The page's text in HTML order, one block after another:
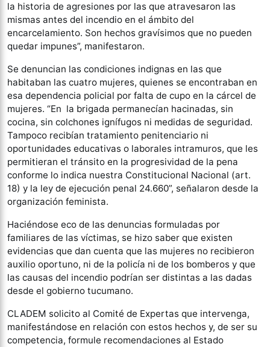
la historia de agresiones por las que atravesaron las
mismas antes del incendio en el ámbito del
encarcelamiento. Son hechos gravísimos que no pueden
quedar impunes”, manifestaron.
Se denuncian las condiciones indignas en las que
habitaban las cuatro mujeres, quienes se encontraban en
esa dependencia policial por falta de cupo en la cárcel de
mujeres. “En la brigada permanecían hacinadas, sin
cocina, sin colchones ignífugos ni medidas de seguridad.
Tampoco recibían tratamiento penitenciario ni
oportunidades educativas o laborales intramuros, que les
permitieran el tránsito en la progresividad de la pena
conforme lo indica nuestra Constitucional Nacional (art.
18) y la ley de ejecución penal 24.660”, señalaron desde la
organización feminista.
Haciéndose eco de las denuncias formuladas por
familiares de las víctimas, se hizo saber que existen
evidencias que dan cuenta que las mujeres no recibieron
auxilio oportuno, ni de la policía ni de los bomberos y que
las causas del incendio podrían ser distintas a las dadas
desde el gobierno tucumano.
CLADEM solicito al Comité de Expertas que intervenga,
manifestándose en relación con estos hechos y, de ser su
competencia, formule recomendaciones al Estado